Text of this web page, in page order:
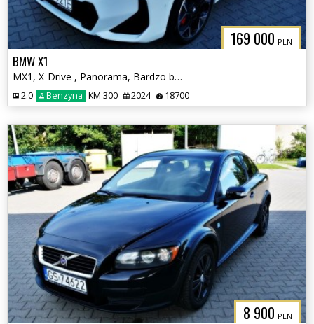
169 000 PLN
BMW X1
MX1, X-Drive , Panorama, Bardzo bogate wyposażenie
2.0 Benzyna KM 300 2024 18700
8 900 PLN